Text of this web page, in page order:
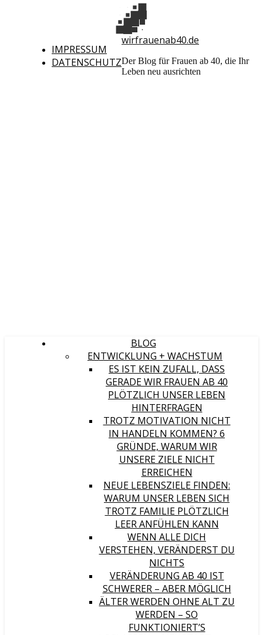
IMPRESSUM
DATENSCHUTZ
wirfrauenab40.de
Der Blog für Frauen ab 40, die Ihr
Leben neu ausrichten
BLOG
ENTWICKLUNG + WACHSTUM
ES IST KEIN ZUFALL, DASS
GERADE WIR FRAUEN AB 40
PLÖTZLICH UNSER LEBEN
HINTERFRAGEN
TROTZ MOTIVATION NICHT
IN HANDELN KOMMEN? 6
GRÜNDE, WARUM WIR
UNSERE ZIELE NICHT
ERREICHEN
NEUE LEBENSZIELE FINDEN:
WARUM UNSER LEBEN SICH
TROTZ FAMILIE PLÖTZLICH
LEER ANFÜHLEN KANN
WENN ALLE DICH
VERSTEHEN, VERÄNDERST DU
NICHTS
VERÄNDERUNG AB 40 IST
SCHWERER – ABER MÖGLICH
ÄLTER WERDEN OHNE ALT ZU
WERDEN – SO
FUNKTIONIERT’S